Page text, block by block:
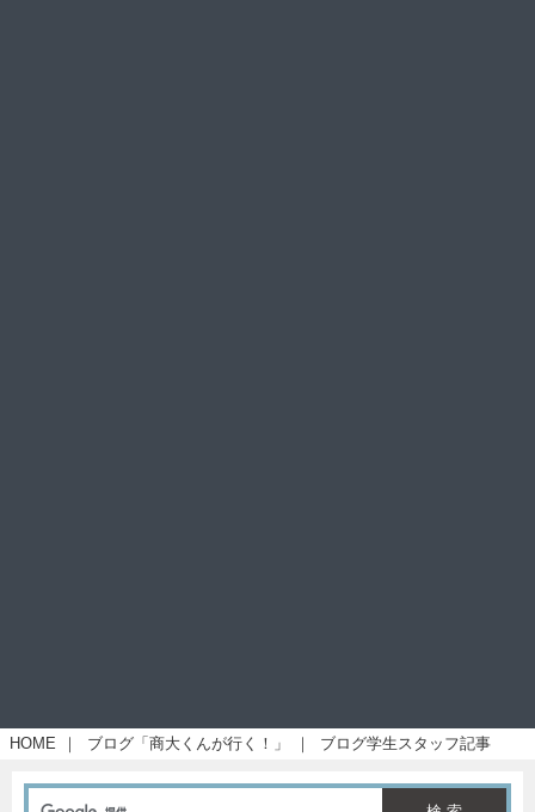
HOME ｜ ブログ「商大くんが行く！」 ｜ ブログ学生スタッフ記事